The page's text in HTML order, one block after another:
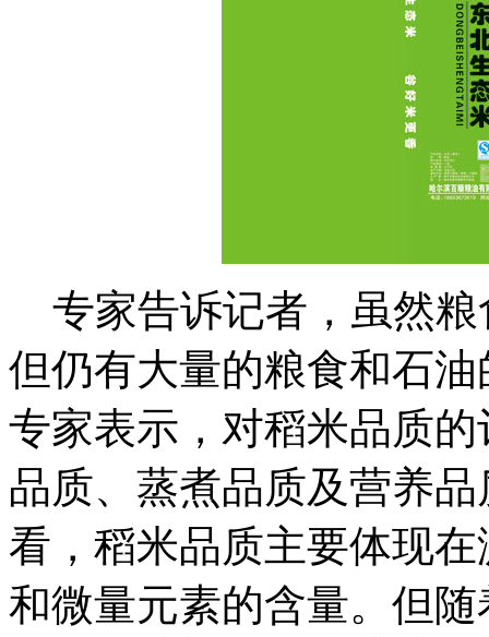
专家告诉记者，虽然粮
但仍有大量的粮食和石
专家表示，对稻米品质
品质、蒸煮品质及营养
看，稻米品质主要体现
和微量元素的含量。但